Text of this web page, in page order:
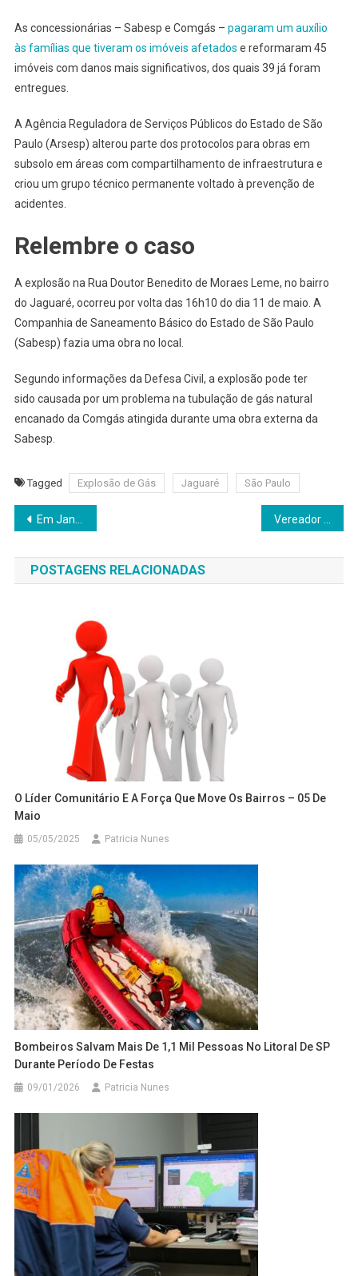
As concessionárias – Sabesp e Comgás – pagaram um auxílio
às famílias que tiveram os imóveis afetados e reformaram 45
imóveis com danos mais significativos, dos quais 39 já foram
entregues.
A Agência Reguladora de Serviços Públicos do Estado de São
Paulo (Arsesp) alterou parte dos protocolos para obras em
subsolo em áreas com compartilhamento de infraestrutura e
criou um grupo técnico permanente voltado à prevenção de
acidentes.
Relembre o caso
A explosão na Rua Doutor Benedito de Moraes Leme, no bairro
do Jaguaré, ocorreu por volta das 16h10 do dia 11 de maio. A
Companhia de Saneamento Básico do Estado de São Paulo
(Sabesp) fazia uma obra no local.
Segundo informações da Defesa Civil, a explosão pode ter
sido causada por um problema na tubulação de gás natural
encanado da Comgás atingida durante uma obra externa da
Sabesp.
Tagged Explosão de Gás Jaguaré São Paulo
Navegação
de
Post
Em Jandira, parlamentar pede o recapeamento asfáltico de ruas nos bairros Jardim Centenário e Jardim Marília Vereador recomenda o fornecimento de absorvente higiênico às estudantes da rede municipal de Jandira
POSTAGENS RELACIONADAS
O Líder Comunitário E A Força Que Move Os Bairros – 05 De
Maio
05/05/2025 Patricia Nunes
Bombeiros Salvam Mais De 1,1 Mil Pessoas No Litoral De SP
Durante Período De Festas
09/01/2026 Patricia Nunes